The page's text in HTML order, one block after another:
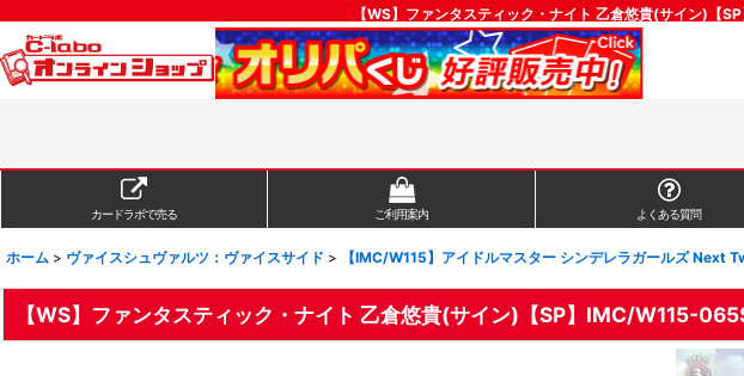
【WS】ファンタスティック・ナイト 乙倉悠貴(サイン)【
カードラボで売る ご利用案内 よくある質問
ホーム > ヴァイスシュヴァルツ：ヴァイスサイド > 【IMC/W115】アイドルマスター シンデレラガールズ Next
【WS】ファンタスティック・ナイト 乙倉悠貴(サイン)【SP】IMC/W115-